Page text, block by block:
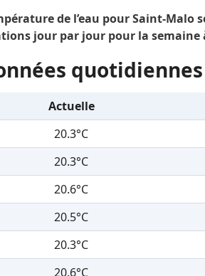
de l’eau pour Saint-Malo
jour par jour pour la semaine
Actuelle
20.3°C
20.3°C
20.6°C
20.5°C
20.3°C
20.6°C